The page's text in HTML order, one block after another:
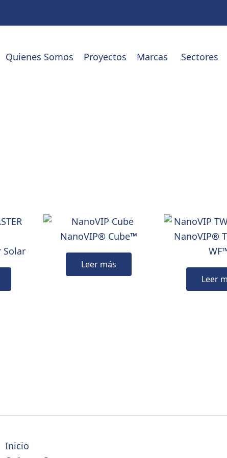
Quienes Somos Proyectos Marcas Sectores
Solar
NanoVIP® Cube™
Leer más
NanoVIP®
Leer
Inicio